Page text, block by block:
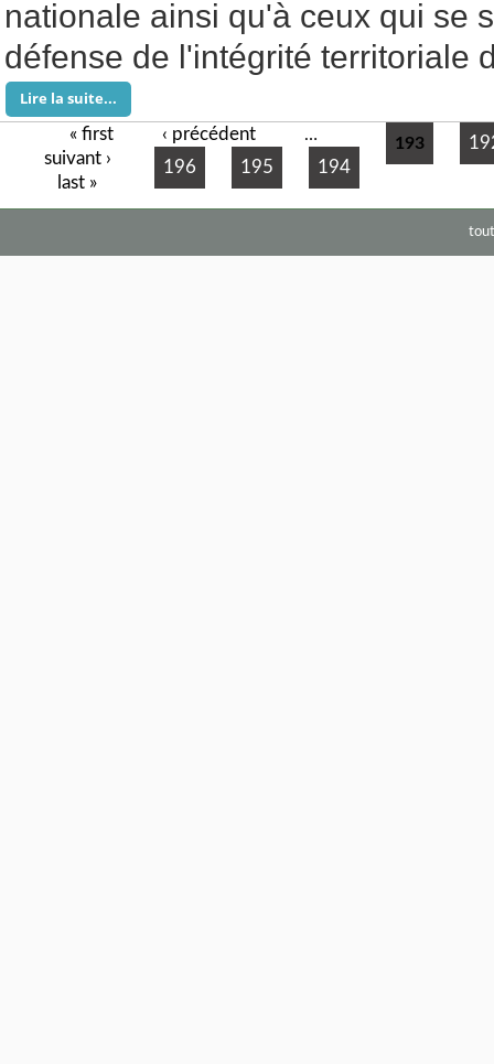
nationale ainsi qu'à ceux qui se
défense de l'intégrité territoriale
Lire la suite...
« first ‹ précédent … 193
194
195
196
suivant ›
last »